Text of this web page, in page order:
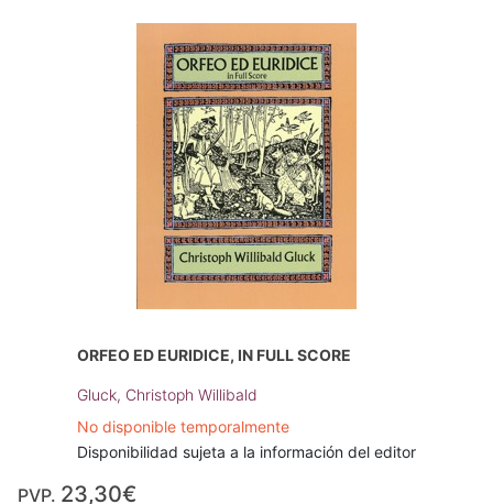
ORFEO ED EURIDICE, IN FULL SCORE
Gluck, Christoph Willibald
No disponible temporalmente
Disponibilidad sujeta a la información del editor
PVP. 23,30€